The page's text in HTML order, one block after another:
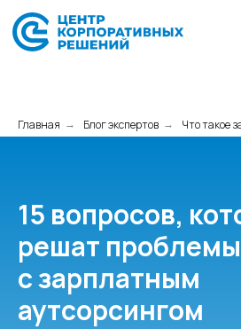
Главная → Блог экспертов → Что такое
15 вопросов,
решат проблемы
сзарплатным
аутсорсингом